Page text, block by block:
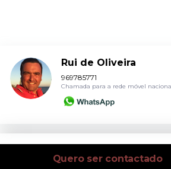
Rui de Oliveira
969785771
Chamada para a rede móvel
Quero ser contactado